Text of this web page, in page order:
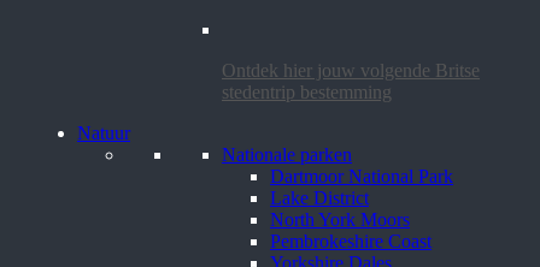
Ontdek hier jouw volgende Britse
stedentrip bestemming
Natuur
Nationale parken
Dartmoor National Park
Lake District
North York Moors
Pembrokeshire Coast
Yorkshire Dales